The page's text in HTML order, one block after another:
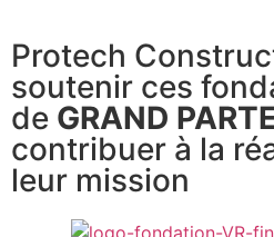
Protech
soutenir ces
de GRAND
contribuer à la
leur mission